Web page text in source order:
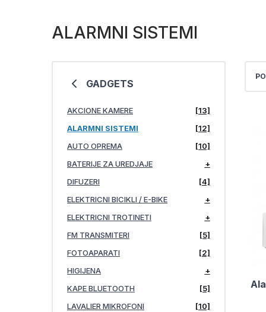
ALARMNI SISTEMI
GADGETS
AKCIONE KAMERE
[13]
ALARMNI SISTEMI
[12]
AUTO OPREMA
[10]
BATERIJE ZA UREDJAJE
+
DIFUZERI
[4]
ELEKTRICNI BICIKLI / E-BIKE
+
ELEKTRICNI TROTINETI
+
FM TRANSMITERI
[5]
FOTOAPARATI
[2]
HIGIJENA
+
KAPE BLUETOOTH
[5]
LAVALIER MIKROFONI
[10]